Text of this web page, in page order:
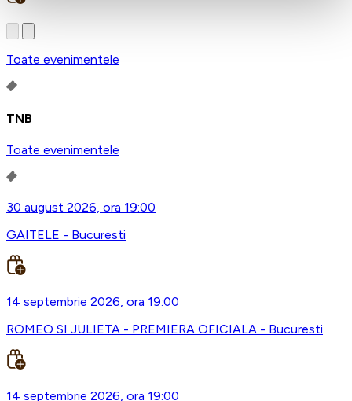
Toate evenimentele
TNB
Toate evenimentele
30 august 2026, ora 19:00
GAITELE - Bucuresti
14 septembrie 2026, ora 19:00
ROMEO SI JULIETA - PREMIERA OFICIALA - Bucuresti
14 septembrie 2026, ora 19:00